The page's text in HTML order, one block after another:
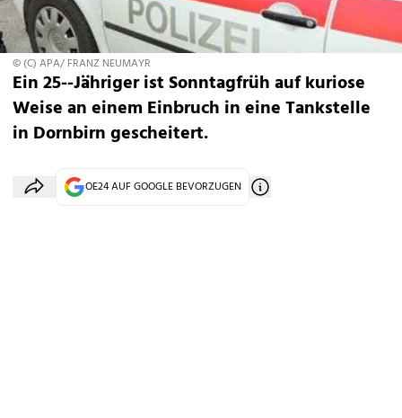
© (C) APA/ FRANZ NEUMAYR
Ein 25--Jähriger ist Sonntagfrüh auf kuriose
Weise an einem Einbruch in eine Tankstelle
in Dornbirn gescheitert.
OE24 AUF GOOGLE BEVORZUGEN